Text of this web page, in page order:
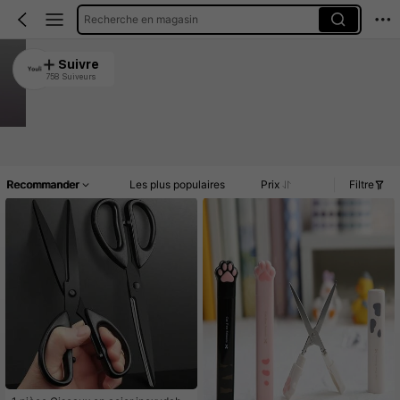
Recherche en magasin
MuYouli
4.91
Suivre
758 Suiveurs
Recommander Les plus populaires Prix Filtre